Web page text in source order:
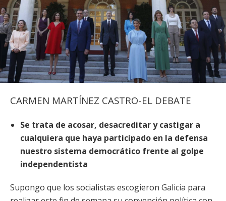
CARMEN MARTÍNEZ CASTRO-EL DEBATE
Se trata de acosar, desacreditar y castigar a
cualquiera que haya participado en la defensa
nuestro sistema democrático frente al golpe
independentista
Supongo que los socialistas escogieron Galicia para